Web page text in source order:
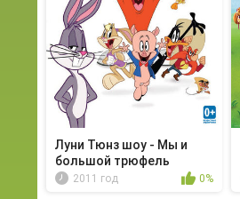
Луни Тюнз шоу - Мы и
большой трюфель
2011 год 0%